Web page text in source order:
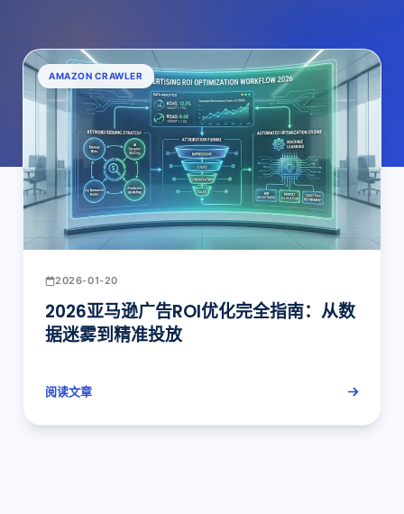
AMAZON CRAWLER
2026-01-20
2026亚马逊广告ROI优化完全指南：从数
据迷雾到精准投放
阅读文章